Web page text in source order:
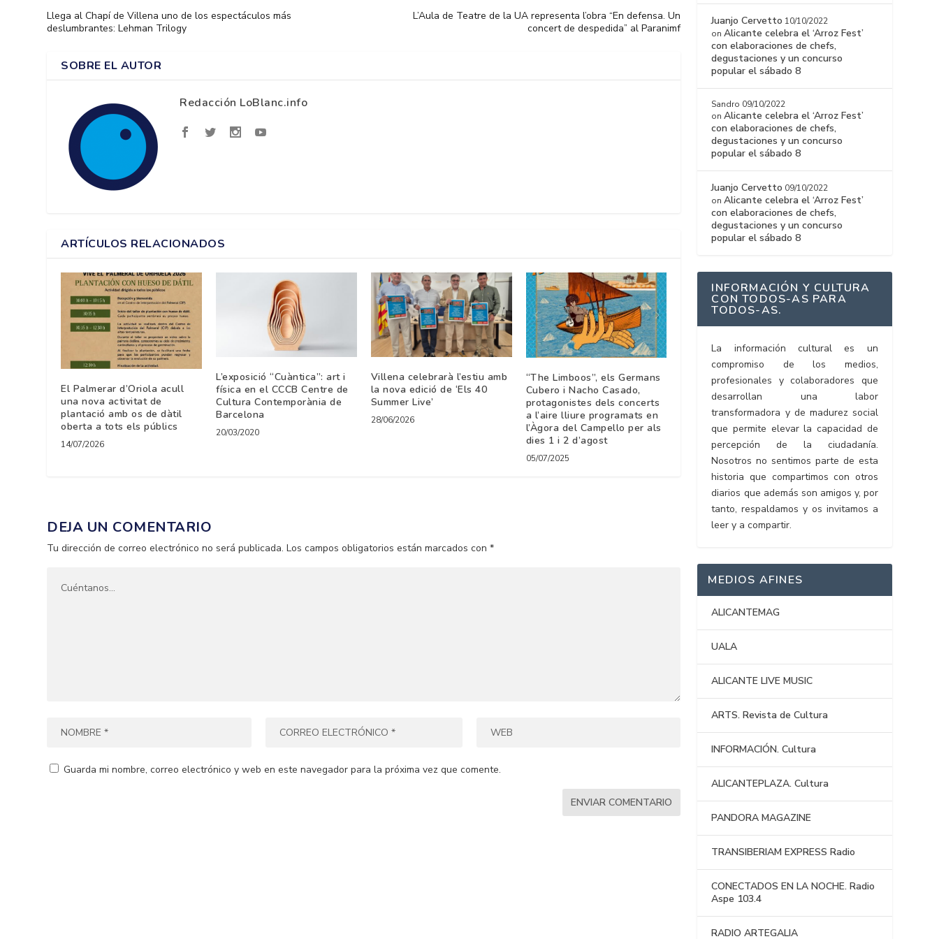
Llega al Chapí de Villena uno de los espectáculos más
deslumbrantes: Lehman Trilogy
L’Aula de Teatre de la UA representa l’obra “En defensa. Un
concert de despedida” al Paranimf
SOBRE EL AUTOR
Redacción LoBlanc.info
ARTÍCULOS RELACIONADOS
El Palmerar d’Oriola acull
una nova activitat de
plantació amb os de dàtil
oberta a tots els públics
14/07/2026
L’exposició “Cuàntica”: art i
física en el CCCB Centre de
Cultura Contemporània de
Barcelona
20/03/2020
Villena celebrarà l’estiu amb
la nova edició de ‘Els 40
Summer Live’
28/06/2026
“The Limboos”, els Germans
Cubero i Nacho Casado,
protagonistes dels concerts
a l’aire lliure programats en
l’Àgora del Campello per als
dies 1 i 2 d’agost
05/07/2025
DEJA UN COMENTARIO
Tu dirección de correo electrónico no será publicada. Los campos obligatorios están marcados con*
Guarda mi nombre, correo electrónico y web en este navegador para la próxima vez que comente.
Juanjo Cervetto 10/10/2022
onAlicante celebra el ‘Arroz Fest’
con elaboraciones de chefs,
degustaciones y un concurso
popular el sábado 8
Sandro 09/10/2022
onAlicante celebra el ‘Arroz Fest’
con elaboraciones de chefs,
degustaciones y un concurso
popular el sábado 8
Juanjo Cervetto 09/10/2022
onAlicante celebra el ‘Arroz Fest’
con elaboraciones de chefs,
degustaciones y un concurso
popular el sábado 8
INFORMACIÓN Y CULTURA
CON TODOS-AS PARA
TODOS-AS.
La información cultural es un
compromiso de los medios,
profesionales y colaboradores que
desarrollan una labor
transformadora y de madurez social
que permite elevar la capacidad de
percepción de la ciudadanía.
Nosotros no sentimos parte de esta
historia que compartimos con otros
diarios que además son amigos y, por
tanto, respaldamos y os invitamos a
leer y a compartir.
MEDIOS AFINES
ALICANTEMAG
UALA
ALICANTE LIVE MUSIC
ARTS. Revista de Cultura
INFORMACIÓN. Cultura
ALICANTEPLAZA. Cultura
PANDORA MAGAZINE
TRANSIBERIAM EXPRESS Radio
CONECTADOS EN LA NOCHE. Radio
Aspe 103.4
RADIO ARTEGALIA